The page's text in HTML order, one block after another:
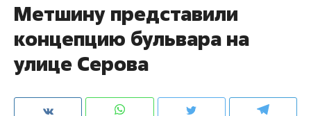
Метшину представили
концепцию бульвара на
улице Серова